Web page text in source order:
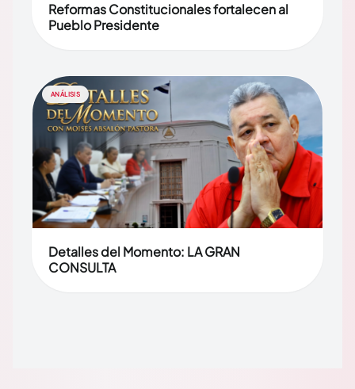
Reformas Constitucionales fortalecen al
Pueblo Presidente
ANÁLISIS
Detalles del Momento: LA GRAN
CONSULTA